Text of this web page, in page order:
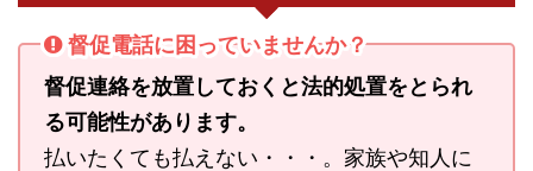
督促電話に困っていませんか？
督促連絡を放置しておくと法的処置をとられ
る可能性があります。
払いたくても払えない・・・。家族や知人に